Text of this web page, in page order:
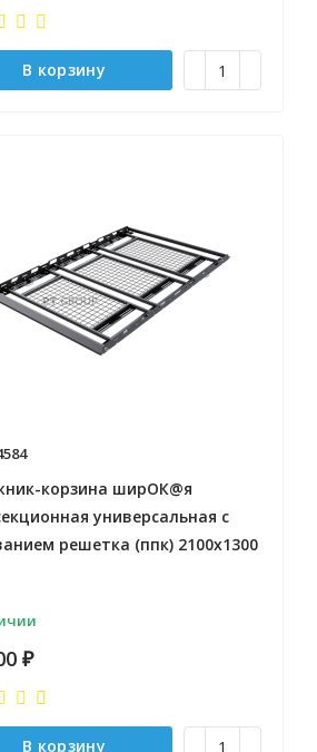
Отправлено - 2026-08-
В корзину
корзина ширОК@я
универсальная с
решетка (ппк) 2100х1300
₽
В корзину